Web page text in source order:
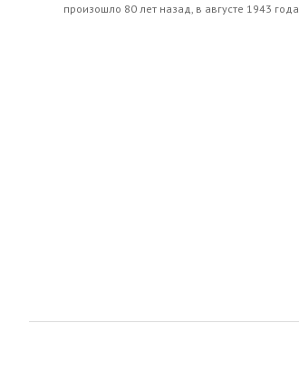
произошло 80 лет назад, в августе 1943 года.